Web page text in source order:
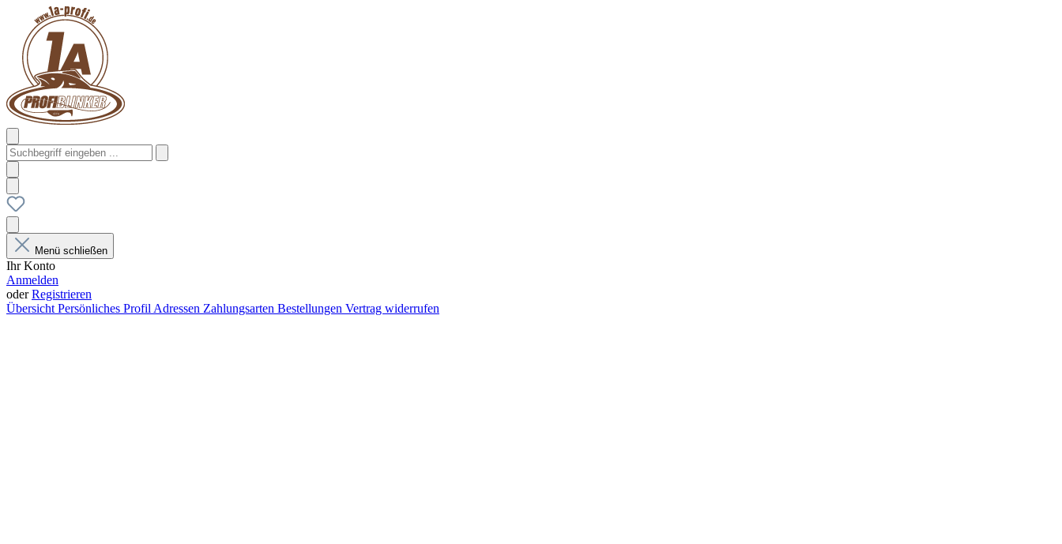
Menü schließen
Ihr Konto
Anmelden
oderRegistrieren
Übersicht Persönliches Profil Adressen Zahlungsarten Bestellungen Vertrag widerrufen